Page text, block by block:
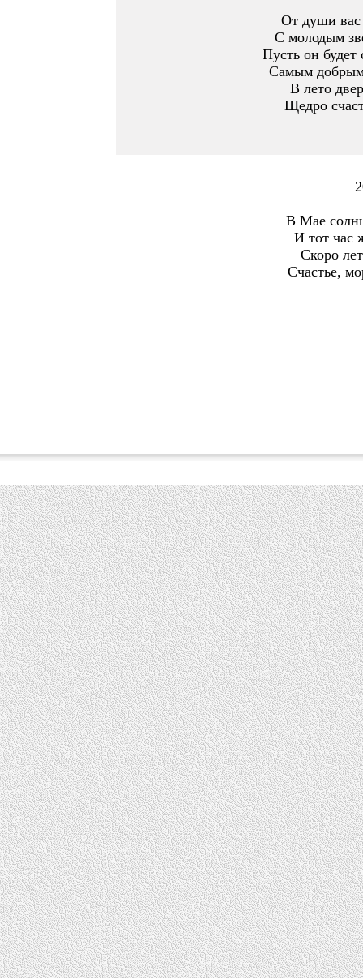
От души вас
С молодым
Пусть он
Самым
В лето
Щедро
В Мае
И тот час
Скоро
Счастье,